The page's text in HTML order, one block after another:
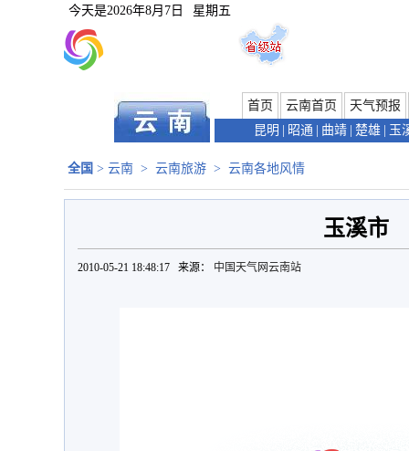
今天是2026年8月7日 星期五
首页 云南首页
天气预报
昆明
昭通 曲靖 楚雄 玉
全国 > 云南 > 云南旅游 > 云南各地风情
玉溪市
2010-05-21 18:48:17 来源： 中国天气网云南站